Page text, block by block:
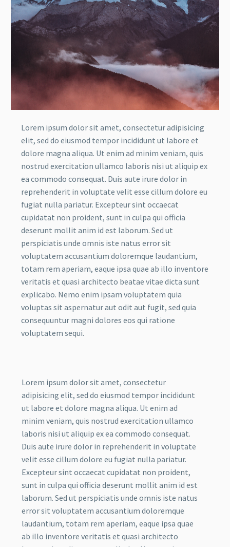
Lorem ipsum dolor sit amet, consectetur adipisicing
elit, sed do eiusmod tempor incididunt ut labore et
dolore magna aliqua. Ut enim ad minim veniam, quis
nostrud exercitation ullamco laboris nisi ut aliquip ex
ea commodo consequat. Duis aute irure dolor in
reprehenderit in voluptate velit esse cillum dolore eu
fugiat nulla pariatur. Excepteur sint occaecat
cupidatat non proident, sunt in culpa qui officia
deserunt mollit anim id est laborum. Sed ut
perspiciatis unde omnis iste natus error sit
voluptatem accusantium doloremque laudantium,
totam rem aperiam, eaque ipsa quae ab illo inventore
veritatis et quasi architecto beatae vitae dicta sunt
explicabo. Nemo enim ipsam voluptatem quia
voluptas sit aspernatur aut odit aut fugit, sed quia
consequuntur magni dolores eos qui ratione
voluptatem sequi.
Lorem ipsum dolor sit amet, consectetur
adipisicing elit, sed do eiusmod tempor incididunt
ut labore et dolore magna aliqua. Ut enim ad
minim veniam, quis nostrud exercitation ullamco
laboris nisi ut aliquip ex ea commodo consequat.
Duis aute irure dolor in reprehenderit in voluptate
velit esse cillum dolore eu fugiat nulla pariatur.
Excepteur sint occaecat cupidatat non proident,
sunt in culpa qui officia deserunt mollit anim id est
laborum. Sed ut perspiciatis unde omnis iste natus
error sit voluptatem accusantium doloremque
laudantium, totam rem aperiam, eaque ipsa quae
ab illo inventore veritatis et quasi architecto